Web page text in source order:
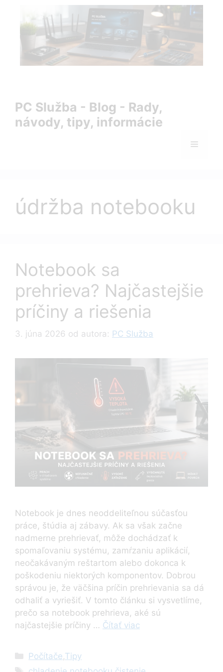
PC Služba - Blog - Rady,
návody, tipy, informácie
Menu
údržba notebooku
Notebook sa
prehrieva? Najčastejšie
príčiny a riešenia
3. júna 2026 od autora: PC Služba
Notebook je dnes neoddeliteľnou súčasťou
práce, štúdia aj zábavy. Ak sa však začne
nadmerne prehrievať, môže dochádzať k
spomaľovaniu systému, zamŕzaniu aplikácií,
neočakávaným reštartom alebo dokonca k
poškodeniu niektorých komponentov. Dobrou
správou je, že väčšina príčin prehrievania sa dá
odhaliť a vyriešiť. V tomto článku si vysvetlíme,
prečo sa notebook prehrieva, aké sú
najčastejšie príčiny … Čítať viac
Kategórie
Počítače,Tipy
Značky